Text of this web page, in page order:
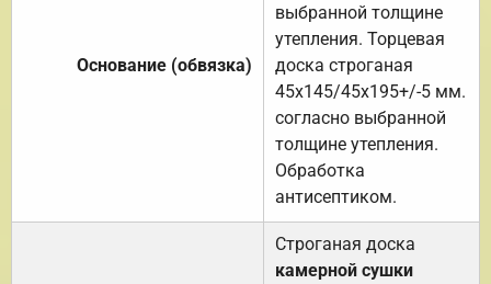
Основание (обвязка)
выбранной толщине
утепления. Торцевая
доска строганая
45х145/45х195+/-5 мм.
согласно выбранной
толщине утепления.
Обработка
антисептиком.
Строганая доска
камерной сушки